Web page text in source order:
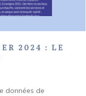
2024 : LE
données de